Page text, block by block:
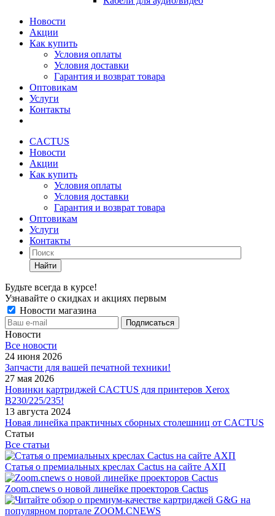
Новости
Акции
Как купить
Условия оплаты
Условия доставки
Гарантия и возврат товара
Оптовикам
Услуги
Контакты
CACTUS
Новости
Акции
Как купить
Условия оплаты
Условия доставки
Гарантия и возврат товара
Оптовикам
Услуги
Контакты
Найти
Будьте всегда в курсе!
Узнавайте о скидках и акциях первым
Новости магазина
Новости
Все новости
24 июня 2026
Запчасти для вашей печатной техники!
27 мая 2026
Новинки картриджей CACTUS для принтеров Xerox
B230/225/235!
13 августа 2024
Новая линейка практичных сборных столешниц от CACTUS
Статьи
Все статьи
Статья о премиальных креслах Cactus на сайте АХП
Zoom.cnews о новой линейке проекторов Cactus